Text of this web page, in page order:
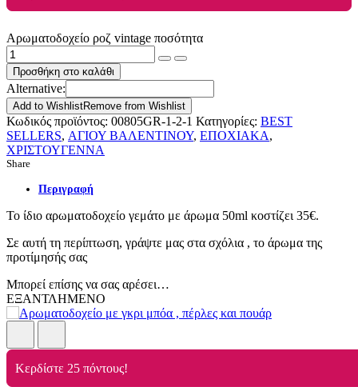
Αρωματοδοχείο ροζ vintage ποσότητα
Προσθήκη στο καλάθι
Alternative:
Add to WishlistRemove from Wishlist
Κωδικός προϊόντος: 00805GR-1-2-1 Κατηγορίες: BEST
SELLERS, ΑΓΙΟΥ ΒΑΛΕΝΤΙΝΟΥ, ΕΠΟΧΙΑΚΑ,
ΧΡΙΣΤΟΥΓΕΝΝΑ
Share
Περιγραφή
Το ίδιο αρωματοδοχείο γεμάτο με άρωμα 50ml κοστίζει 35€.
Σε αυτή τη περίπτωση, γράψτε μας στα σχόλια , το άρωμα της
προτίμησής σας
Μπορεί επίσης να σας αρέσει…
ΕΞΑΝΤΛΗΜΕΝΟ
Κερδίστε 25 πόντους!